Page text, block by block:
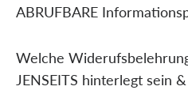
ABRUFBARE
Welche
JENSEITS hinterlegt sein